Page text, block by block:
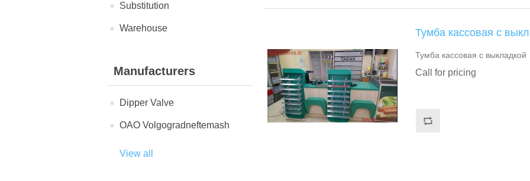
Substitution
Warehouse
Manufacturers
Dipper Valve
OAO Volgogradneftemash
View all
Тумба кассовая с
Тумба кассовая с выкладкой
Call for pricing